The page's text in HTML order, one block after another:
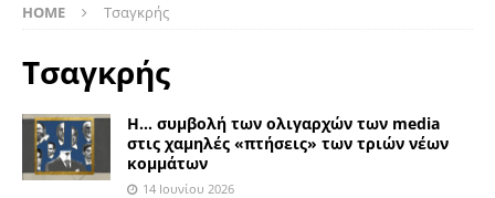
HOME Τσαγκρής
Τσαγκρής
Η… συμβολή των ολιγαρχών των media
στις χαμηλές «πτήσεις» των τριών νέων
κομμάτων
14 Ιουνίου 2026